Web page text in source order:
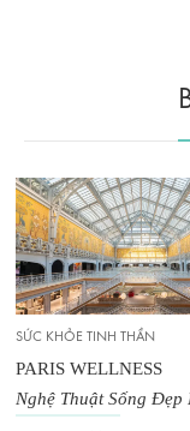
SỨC KHỎE TINH THẦN
PARIS WELLNESS
Nghệ Thuật Sống Đẹp